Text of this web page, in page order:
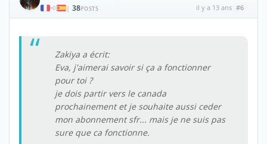
| 38POSTS il y a 13 ans #6
Zakiya a écrit:
Eva, j'aimerai savoir si ça a fonctionner
pour toi ?
je dois partir vers le canada
prochainement et je souhaite aussi ceder
mon abonnement sfr... mais je ne suis pas
sure que ca fonctionne.